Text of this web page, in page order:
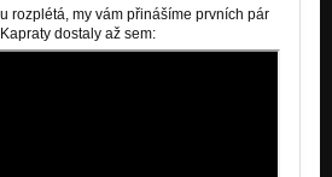
rozplétá, my vám přinášíme prvních pár
dostaly až sem: